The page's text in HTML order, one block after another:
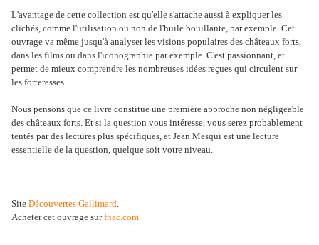
L'avantage de cette collection est qu'elle s'attache aussi à expliquer les
clichés, comme l'utilisation ou non de l'huile bouillante, par exemple. Cet
ouvrage va même jusqu'à analyser les visions populaires des châteaux forts,
dans les films ou dans l'iconographie par exemple. C'est passionnant, et
permet de mieux comprendre les nombreuses idées reçues qui circulent sur
les forteresses.
Nous pensons que ce livre constitue une première approche non négligeable
des châteaux forts. Et si la question vous intéresse, vous serez probablement
tentés par des lectures plus spécifiques, et Jean Mesqui est une lecture
essentielle de la question, quelque soit votre niveau.
Site Découvertes Gallimard
Acheter cet ouvrage surfnac.com